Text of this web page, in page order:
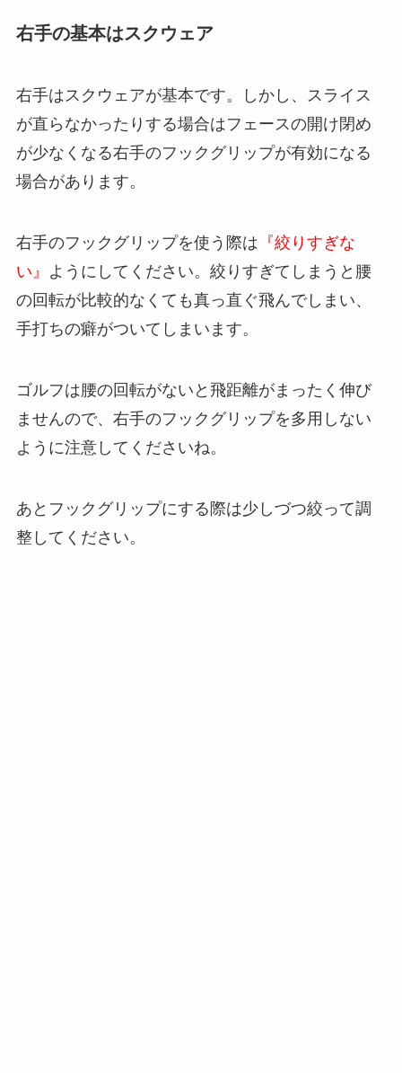
右手の基本はスクウェア
右手はスクウェアが基本です。しかし、スライス
が直らなかったりする場合はフェースの開け閉め
が少なくなる右手のフックグリップが有効になる
場合があります。
右手のフックグリップを使う際は 『絞りすぎな
い』
ようにしてください。絞りすぎてしまうと腰
の回転が比較的なくても真っ直ぐ飛んでしまい、
手打ちの癖がついてしまいます。
ゴルフは腰の回転がないと飛距離がまったく伸び
ませんので、右手のフックグリップを多用しない
ように注意してくださいね。
あとフックグリップにする際は少しづつ絞って調
整してください。